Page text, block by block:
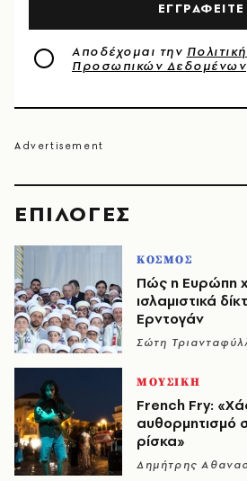
EΠΙΛΟΓΈΣ
ΚΟΣΜΟΣ
Πώς η Ευρώπη
ισλαμιστικά
Ερντογάν
Σώτη
ΜΟΥΣΙΚΗ
French Fry:
αυθορμητισμό
ρίσκα»
Δημήτρης
ΕΓΓΡΑΦΕΙΤΕ
Αποδέχομαι την
Προσωπικών Δεδομένων